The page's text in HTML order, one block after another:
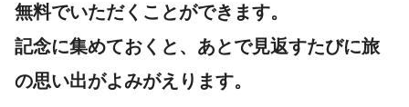
無料でいただくことができます。
記念に集めておくと、あとで見返すたびに旅
の思い出がよみがえります。